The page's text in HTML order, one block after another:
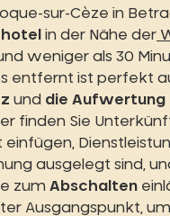
sur-Cèze in
in der Nähe der
weniger als 30
entfernt ist perfekt
und die Aufwertung
finden Sie
ausgelegt sind,
zum Abschalten
Ausgangspunkt,